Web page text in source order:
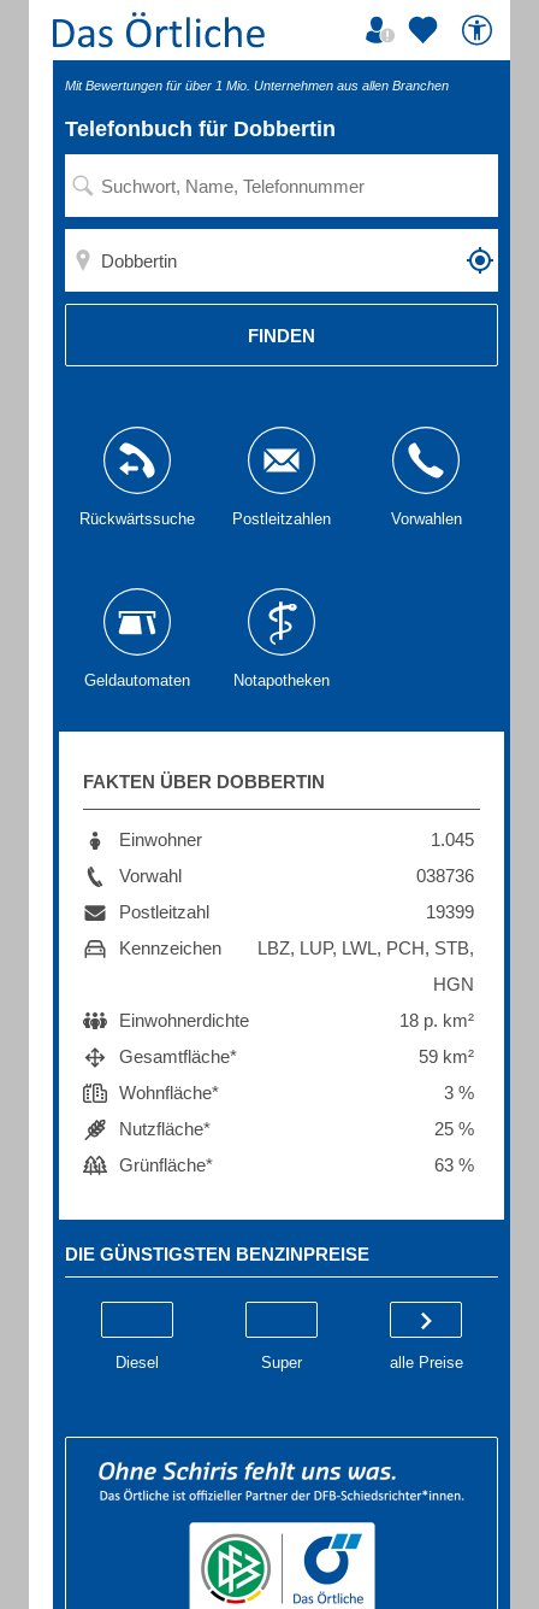
Mit Bewertungen für über 1 Mio. Unternehmen aus allen Branchen
Telefonbuch für Dobbertin
FINDEN
Rückwärtssuche Postleitzahlen Vorwahlen
Geldautomaten Notapotheken
FAKTEN ÜBER DOBBERTIN
Einwohner
1.045
Vorwahl
038736
Postleitzahl
19399
Kennzeichen
LBZ, LUP, LWL, PCH, STB,
HGN
Einwohnerdichte
18 p. km²
Gesamtfläche*
59 km²
Wohnfläche*
3 %
Nutzfläche*
25 %
Grünfläche*
63 %
DIE GÜNSTIGSTEN BENZINPREISE
Diesel Super alle Preise